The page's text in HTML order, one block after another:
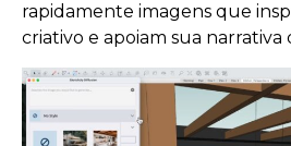
rapidamente imagens que
criativo e apoiam sua narrativa